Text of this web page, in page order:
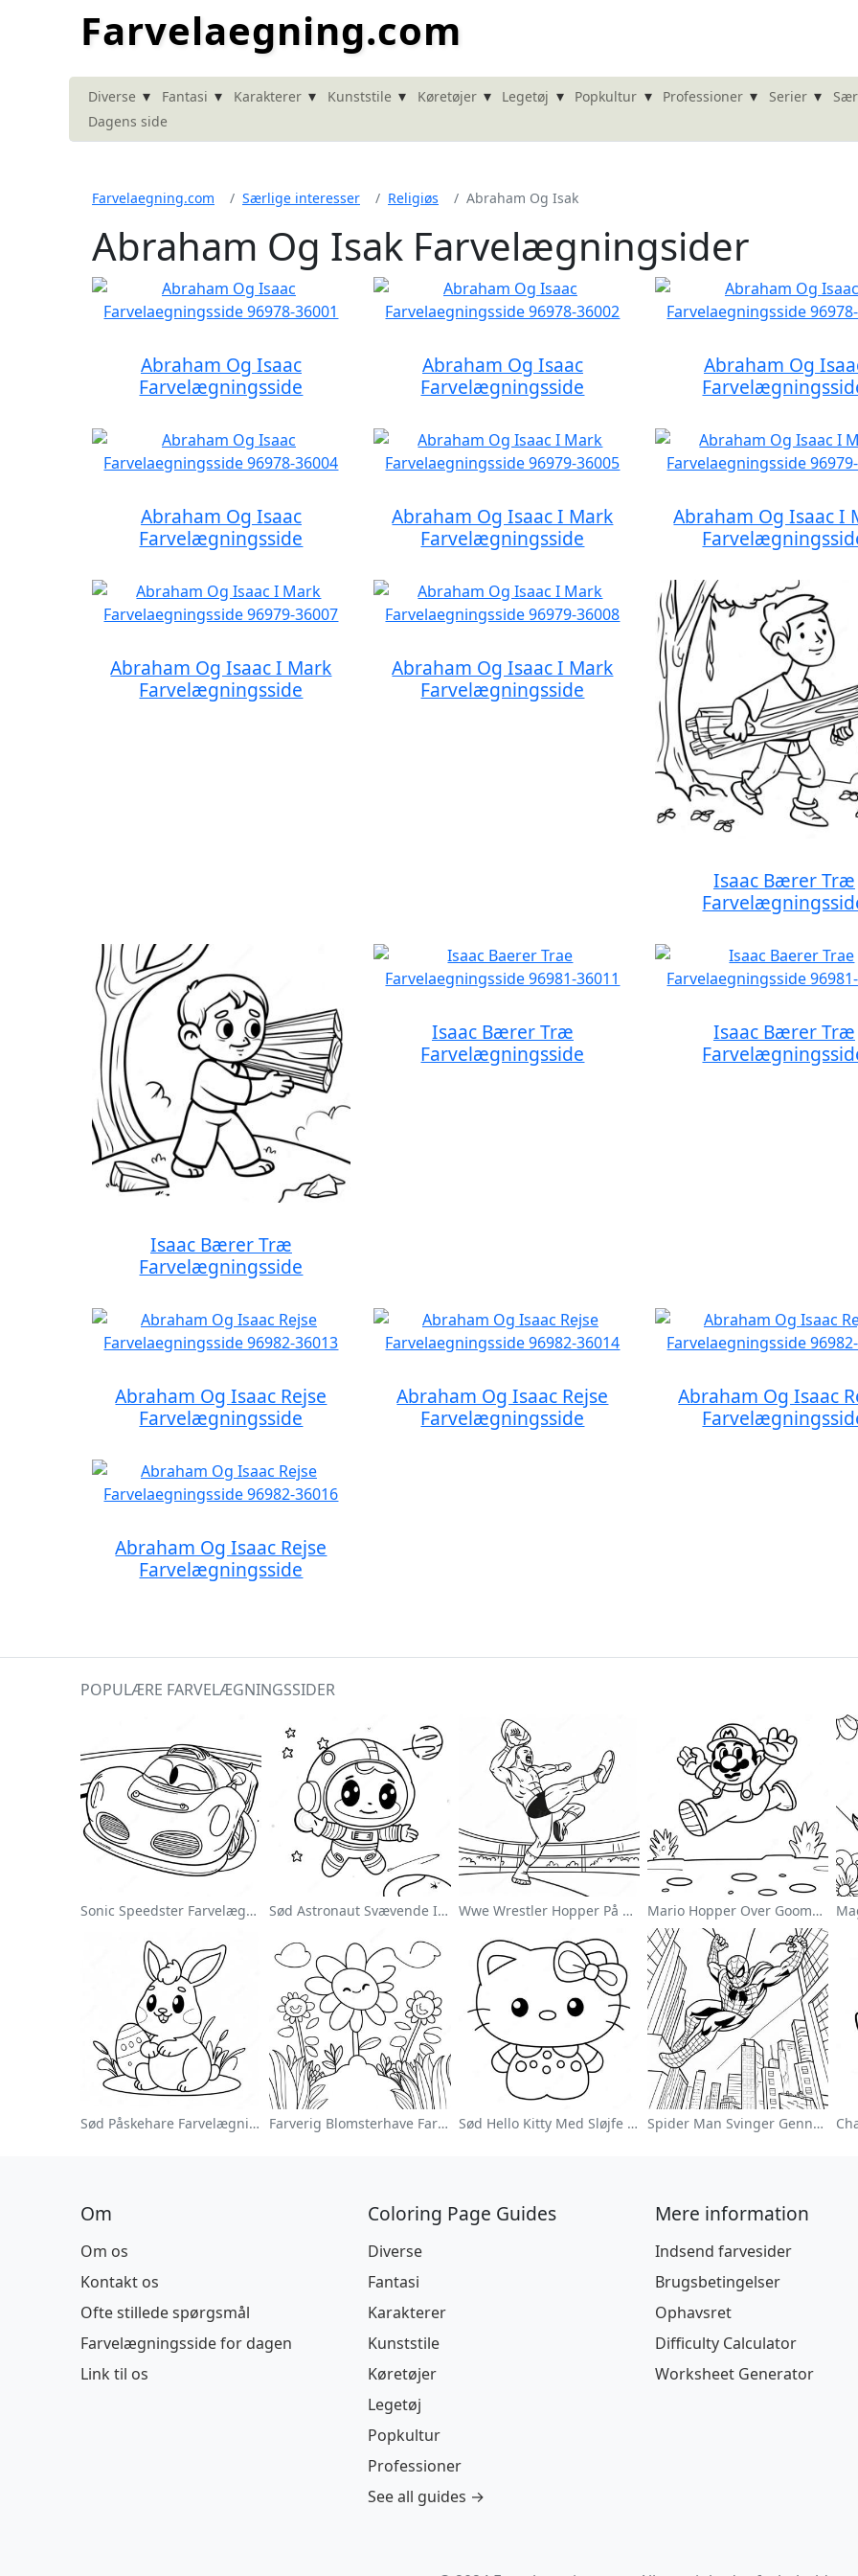
Farvelaegning.com
Diverse ▾ Fantasi ▾ Karakterer ▾ Kunststile ▾ Køretøjer ▾ Legetøj ▾ Popkultur ▾ Professioner ▾ Serier ▾
Dagens side
Farvelaegning.com Særlige interesser Religiøs Abraham Og Isak
Abraham Og Isak Farvelægningsider
Abraham Og Isaac
Farvelægningsside
Abraham Og Isaac
Farvelægningsside
Abraham Og
Abraham Og Isaac
Farvelægningsside
Abraham Og Isaac I Mark
Farvelægningsside
Abraham Og Isaac I
Abraham Og Isaac I Mark
Farvelægningsside
Abraham Og Isaac I Mark
Farvelægningsside
Isaac Bærer Træ
Isaac Bærer Træ
Farvelægningsside
Isaac Bærer Træ
Farvelægningsside
Isaac Bærer Træ
Abraham Og Isaac Rejse
Farvelægningsside
Abraham Og Isaac Rejse
Farvelægningsside
Abraham Og Isaac
Abraham Og Isaac Rejse
Farvelægningsside
POPULÆRE FARVELÆGNINGSSIDER
Sonic Speedster Farvelægningsside Sød Astronaut Svævende I Rummet Farvelægningsside Wwe Wrestler Hopper På Modstander Farvelægningsside Mario Hopper Over Goombas Farvelægningsside
Sød Påskehare Farvelægningsside Farverig Blomsterhave Farvelægningsside Sød Hello Kitty Med Sløjfe Farvelægningsside Spider Man Svinger Gennem Byen Farvelægningsside
Om
Om os
Kontakt os
Ofte stillede spørgsmål
Farvelægningsside for dagen
Link til os
Coloring Page Guides
Diverse
Fantasi
Karakterer
Kunststile
Køretøjer
Legetøj
Popkultur
Professioner
See all guides →
Mere information
Indsend farvesider
Brugsbetingelser
Ophavsret
Difficulty Calculator
Worksheet Generator